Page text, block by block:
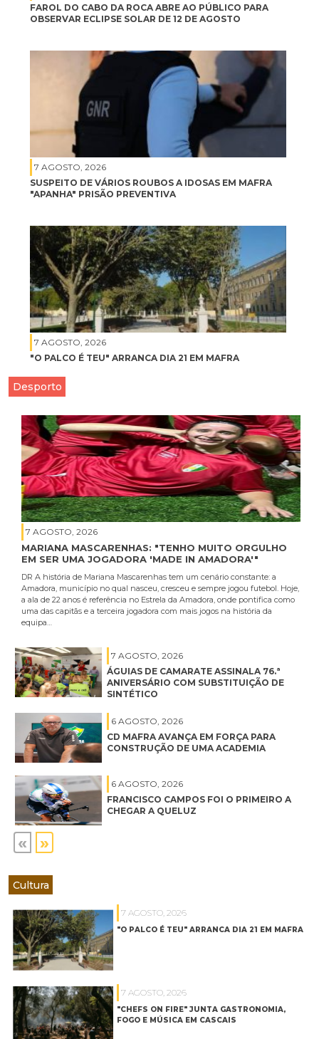
FAROL DO CABO DA ROCA ABRE AO PÚBLICO PARA
OBSERVAR ECLIPSE SOLAR DE 12 DE AGOSTO
7 AGOSTO, 2026
SUSPEITO DE VÁRIOS ROUBOS A IDOSAS EM MAFRA
"APANHA" PRISÃO PREVENTIVA
7 AGOSTO, 2026
"O PALCO É TEU" ARRANCA DIA 21 EM MAFRA
Desporto
7 AGOSTO, 2026
MARIANA MASCARENHAS: "TENHO MUITO ORGULHO
EM SER UMA JOGADORA 'MADE IN AMADORA'"
DR A história de Mariana Mascarenhas tem um cenário constante: a
Amadora, município no qual nasceu, cresceu e sempre jogou futebol. Hoje,
a ala de 22 anos é referência no Estrela da Amadora, onde pontifica como
uma das capitãs e a terceira jogadora com mais jogos na história da
equipa…
7 AGOSTO, 2026
ÁGUIAS DE CAMARATE ASSINALA 76.ª
ANIVERSÁRIO COM SUBSTITUIÇÃO DE
SINTÉTICO
6 AGOSTO, 2026
CD MAFRA AVANÇA EM FORÇA PARA
CONSTRUÇÃO DE UMA ACADEMIA
6 AGOSTO, 2026
FRANCISCO CAMPOS FOI O PRIMEIRO A
CHEGAR A QUELUZ
« »
Cultura
7 AGOSTO, 2026
"O PALCO É TEU" ARRANCA DIA 21 EM MAFRA
7 AGOSTO, 2026
"CHEFS ON FIRE" JUNTA GASTRONOMIA,
FOGO E MÚSICA EM CASCAIS